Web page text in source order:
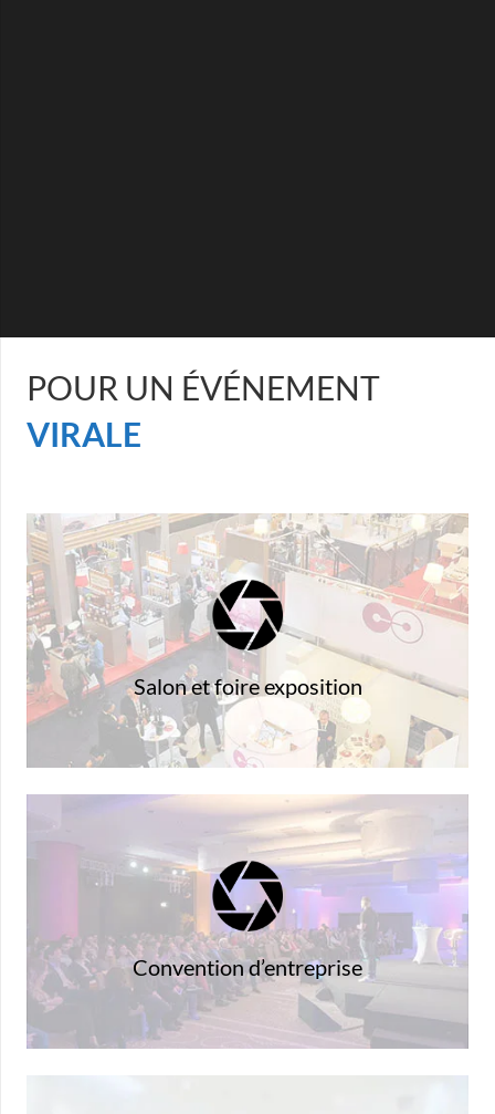
POUR UN ÉVÉNEMENT
VIRALE
Salon et foire exposition
Animez votre stand et capturez les
coordonnées de vos visiteurs
Convention d’entreprise
Dynamisez les réunions avec vos
collaborateurs et apportez-y un côté
ludique